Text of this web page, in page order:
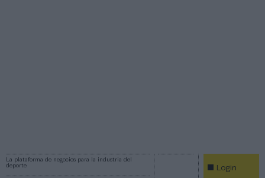
La plataforma de negocios para la industria del
deporte
Login